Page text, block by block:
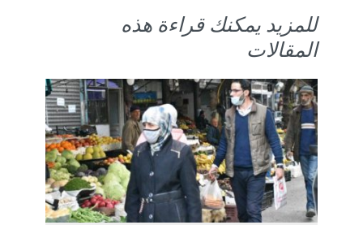
للمزيد يمكنك قراءة هذه
المقالات